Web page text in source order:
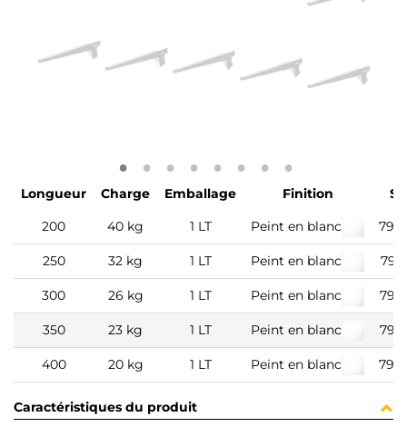
Longueur Charge Emballage Finition
200
40 kg 1 LT Peint en blanc
250 32 kg 1 LT Peint en blanc
300 26 kg 1 LT Peint en blanc
350 23 kg 1 LT Peint en blanc
400 20 kg 1 LT Peint en blanc
Caractéristiques du produit